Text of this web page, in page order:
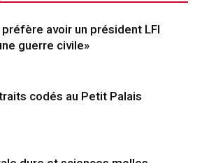
avoir un président LFI
guerre civile»
codés au Petit Palais